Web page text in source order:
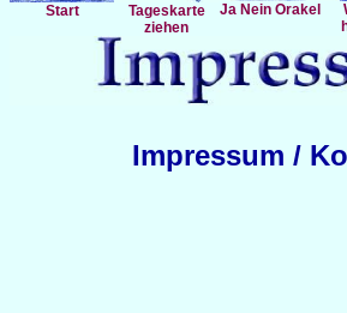
Start
Tageskarte
ziehen
Ja Nein Orakel
Impressum /